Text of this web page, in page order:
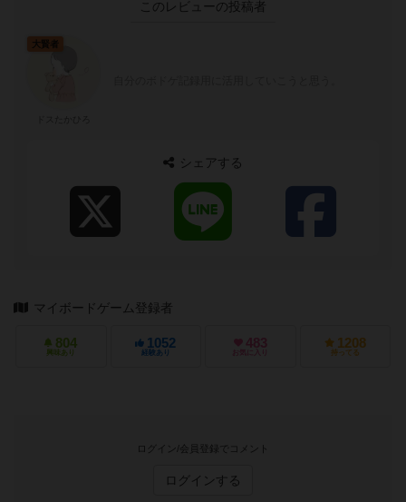
このレビューの投稿者
大賢者
シェアする
マイボードゲーム登録者
804
興味あり
1052
経験あり
483
お気に入り
1208
持ってる
ログイン/会員登録でコメント
ログインする